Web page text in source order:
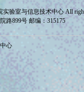
实验室与信息技术中心All
路899号 邮编：315175
心